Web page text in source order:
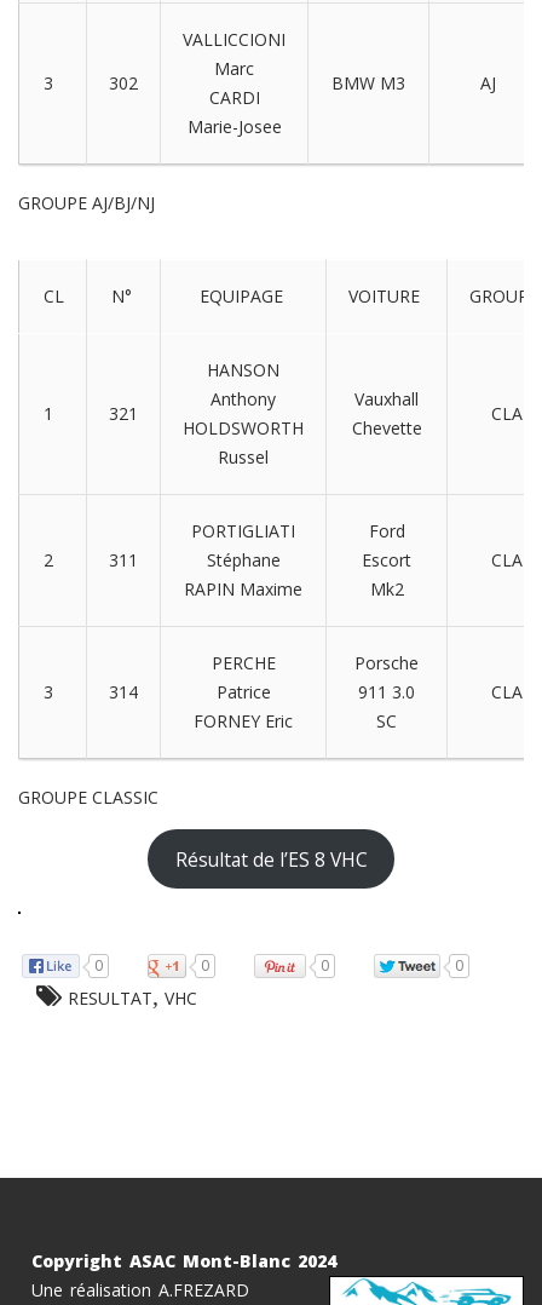
3 302
VALLICCIONI
Marc
CARDI
Marie-Josee
BMW M3 AJ
GROUPE AJ/BJ/NJ
CL N° EQUIPAGE VOITURE GROUPE
1 321
HANSON
Anthony
HOLDSWORTH
Russel
Vauxhall
Chevette
CLA
2 311
PORTIGLIATI
Stéphane
RAPIN Maxime
Ford
Escort
Mk2
CLA
3 314
PERCHE
Patrice
FORNEY Eric
Porsche
911 3.0
SC
CLA
GROUPE CLASSIC
Résultat de l’ES 8 VHC
0 0 0 0
RESULTAT, VHC
Copyright ASAC Mont-Blanc 2024
Une réalisation A.FREZARD